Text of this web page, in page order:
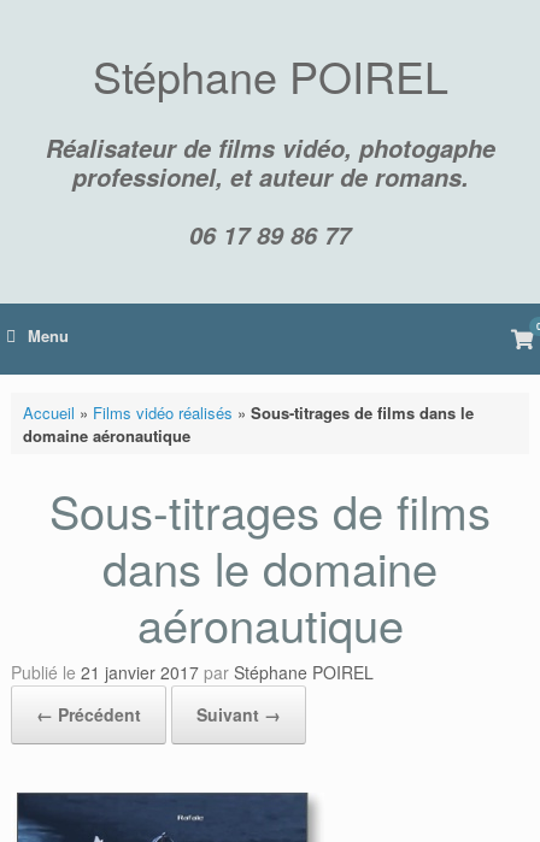
Stéphane POIREL
Réalisateur de films vidéo, photogaphe
professionel, et auteur de romans.
06 17 89 86 77
Menu 0
Accueil » Films vidéo réalisés » Sous-titrages de films dans le
domaine aéronautique
Sous-titrages de films
dans le domaine
aéronautique
Publié le 21 janvier 2017 par Stéphane POIREL
← Précédent
Suivant →